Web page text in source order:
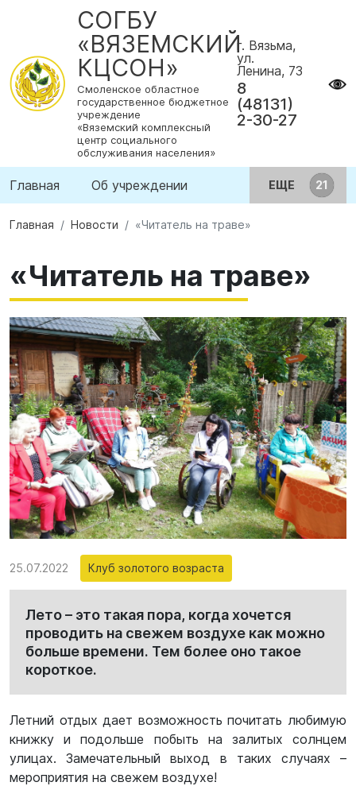
СОГБУ
«ВЯЗЕМСКИЙ
КЦСОН»
Смоленское областное
государственное бюджетное
учреждение
«Вяземский комплексный
центр социального
обслуживания населения»
г. Вязьма,
ул.
Ленина, 73
8
(48131)
2-30-27
Главная Об учреждении ЕЩЕ
Главная Новости «Читатель на траве»
«Читатель на траве»
25.07.2022 Клуб золотого возраста
Лето – это такая пора, когда хочется
проводить на свежем воздухе как можно
больше времени. Тем более оно такое
короткое.
Летний отдых дает возможность почитать любимую
книжку и подольше побыть на залитых солнцем
улицах. Замечательный выход в таких случаях –
мероприятия на свежем воздухе!